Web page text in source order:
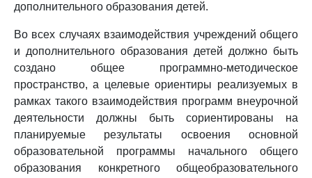
дополнительного образования детей.
Во всех случаях взаимодействия учреждений общего
и дополнительного образования детей должно быть
создано общее программно-методическое
пространство, а целевые ориентиры реализуемых в
рамках такого взаимодействия программ внеурочной
деятельности должны быть сориентированы на
планируемые результаты освоения основной
образовательной программы начального общего
образования конкретного общеобразовательного